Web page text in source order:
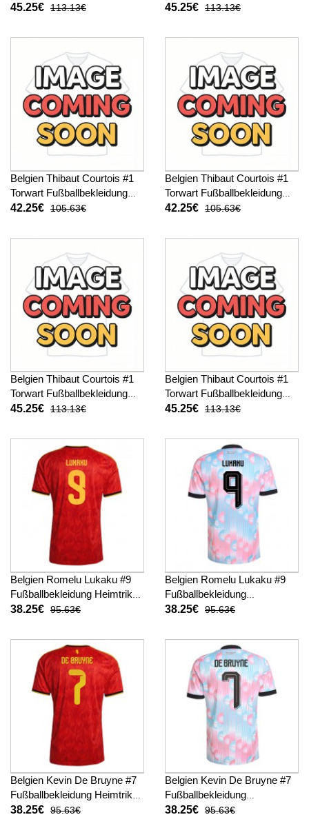
WM 2026 Langarm
45.25€ 113.13€
Auswärtstrikot WM 2026
45.25€ 113.13€
Belgien Thibaut Courtois #1
Torwart Fußballbekleidung
Heimtrikot WM 2026
42.25€ 105.63€
Belgien Thibaut Courtois #1
Torwart Fußballbekleidung
Auswärtstrikot WM 2026
42.25€ 105.63€
Belgien Thibaut Courtois #1
Torwart Fußballbekleidung
Heimtrikot WM 2026
45.25€ 113.13€
Belgien Thibaut Courtois #1
Torwart Fußballbekleidung
Auswärtstrikot WM 2026
45.25€ 113.13€
Belgien Romelu Lukaku #9
Fußballbekleidung Heimtrikot
WM 2026 Kurzarm
38.25€ 95.63€
Belgien Romelu Lukaku #9
Fußballbekleidung
Auswärtstrikot WM 2026
38.25€ 95.63€
Belgien Kevin De Bruyne #7
Fußballbekleidung Heimtrikot
WM 2026 Kurzarm
38.25€ 95.63€
Belgien Kevin De Bruyne #7
Fußballbekleidung
Auswärtstrikot WM 2026
38.25€ 95.63€